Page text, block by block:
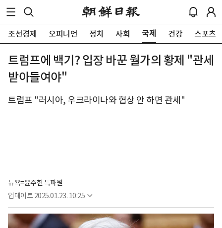
조선경제 오피니언 정치 사회 국제 건강 스포츠
트럼프에 백기? 입장 바꾼 월가의 황제 "관세
받아들여야"
트럼프 "러시아, 우크라이나와 협상 안 하면 관세"
뉴욕=윤주헌 특파원
업데이트 2025.01.23. 10:25